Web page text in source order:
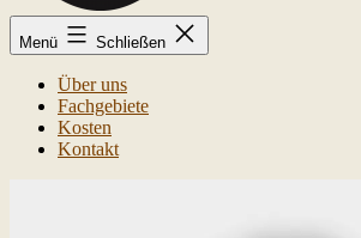
Kai-
Uwe
Menü Schließen
Über uns
Fachgebiete
Kosten
Kontakt